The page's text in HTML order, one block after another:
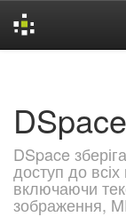
DSpace
DSpace
доступ до
включаючи
зображення,